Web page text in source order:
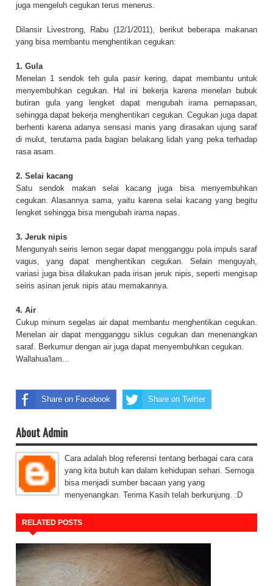
juga mengeluh cegukan terus menerus.
Dilansir Livestrong, Rabu (12/1/2011), berikut beberapa makanan
yang bisa membantu menghentikan cegukan:
1. Gula
Menelan 1 sendok teh gula pasir kering, dapat membantu untuk
menyembuhkan cegukan. Hal ini bekerja karena menelan bubuk
butiran gula yang lengket dapat mengubah irama pernapasan,
sehingga dapat bekerja menghentikan cegukan. Cegukan juga dapat
berhenti karena adanya sensasi manis yang dirasakan ujung saraf
di mulut, terutama pada bagian belakang lidah yang peka terhadap
rasa asam.
2. Selai kacang
Satu sendok makan selai kacang juga bisa menyembuhkan
cegukan. Alasannya sama, yaitu karena selai kacang yang begitu
lengket sehingga bisa mengubah irama napas.
3. Jeruk nipis
Mengunyah seiris lemon segar dapat mengganggu pola impuls saraf
vagus, yang dapat menghentikan cegukan. Selain menguyah,
variasi juga bisa dilakukan pada irisan jeruk nipis, seperti mengisap
seiris asinan jeruk nipis atau memakannya.
4. Air
Cukup minum segelas air dapat membantu menghentikan cegukan.
Menelan air dapat mengganggu siklus cegukan dan menenangkan
saraf. Berkumur dengan air juga dapat menyembuhkan cegukan.
Wallahua'lam...
Share on Facebook Share on Twitter
About Admin
Cara adalah blog referensi tentang berbagai cara cara
yang kita butuh kan dalam kehidupan sehari. Semoga
bisa menjadi sumber bacaan yang yang
menyenangkan. Terima Kasih telah berkunjung. :D
RELATED POSTS